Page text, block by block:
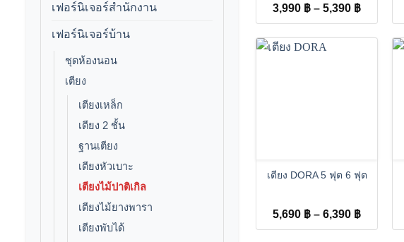
เฟอร์นิเจอร์สำนักงาน
เฟอร์นิเจอร์บ้าน
ชุดห้องนอน
เตียง
เตียงเหล็ก
เตียง 2 ชั้น
ฐานเตียง
เตียงหัวเบาะ
เตียงไม้ปาติเกิล
เตียงไม้ยางพารา
เตียงพับได้
3,990 ฿ – 5,390 ฿Price
range:
through
เตียง DORA 5 ฟุต 6 ฟุต
5,690 ฿ – 6,390 ฿Price
range: